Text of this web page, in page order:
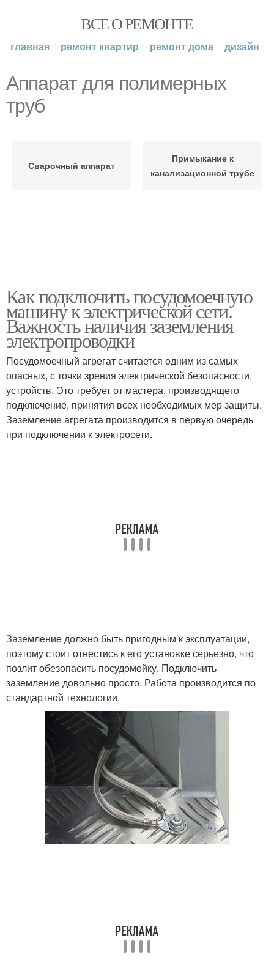
ВСЕ О РЕМОНТЕ
главная ремонт квартир ремонт дома дизайн
Аппарат для полимерных
труб
Сварочный аппарат
Примыкание к
канализационной трубе
Как подключить посудомоечную
машину к электрической сети.
Важность наличия заземления
электропроводки
Посудомоечный агрегат считается одним из самых
опасных, с точки зрения электрической безопасности,
устройств. Это требует от мастера, производящего
подключение, принятия всех необходимых мер защиты.
Заземление агрегата производится в первую очередь
при подключении к электросети.
Заземление должно быть пригодным к эксплуатации,
поэтому стоит отнестись к его установке серьезно, что
позлит обезопасить посудомойку. Подключить
заземление довольно просто. Работа производится по
стандартной технологии.